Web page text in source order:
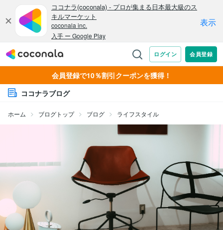
会員登録で10％割引クーポンを獲得！
ココナラブログ
ホーム ブログトップ ブログ ライフスタイル